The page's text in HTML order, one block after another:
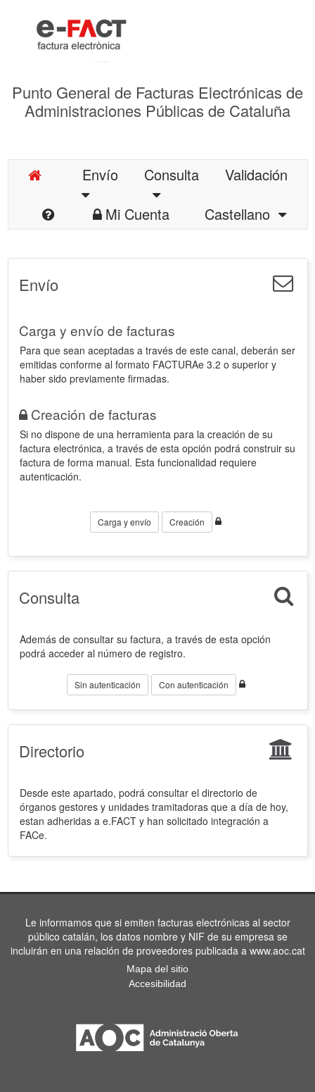
Punto General de Facturas Electrónicas de
Administraciones Públicas de Cataluña
Envío Consulta
Validación
Mi Cuenta
Castellano
Envío
Carga y envío de facturas
Para que sean aceptadas a través de este canal, deberán ser
emitidas conforme al formato FACTURAe 3.2 o superior y
haber sido previamente firmadas.
Creación de facturas
Si no dispone de una herramienta para la creación de su
factura electrónica, a través de esta opción podrá construir su
factura de forma manual. Esta funcionalidad requiere
autenticación.
Carga y envío Creación
Consulta
Además de consultar su factura, a través de esta opción
podrá acceder al número de registro.
Sin autenticación Con autenticación
Directorio
Desde este apartado, podrá consultar el directorio de
órganos gestores y unidades tramitadoras que a día de hoy,
estan adheridas a e.FACT y han solicitado integración a
FACe.
Le informamos que si emiten facturas electrónicas al sector
público catalán, los datos nombre y NIF de su empresa se
incluirán en una relación de proveedores publicada a www.aoc.cat
Mapa del sitio
Accesibilidad